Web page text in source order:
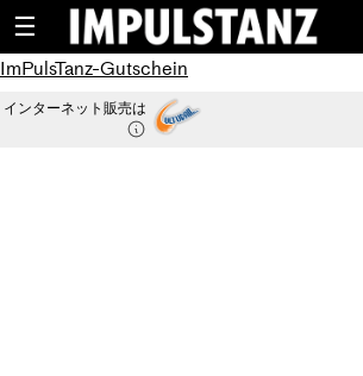
☰
ImPulsTanz-Gutschein
インターネット販売は